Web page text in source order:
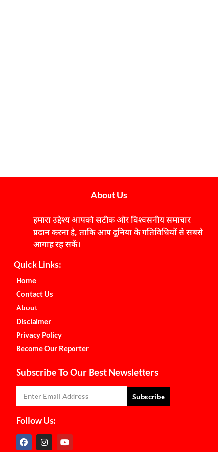
About Us
हमारा उद्देश्य आपको सटीक और विश्वसनीय समाचार
प्रदान करना है, ताकि आप दुनिया के गतिविधियों से सबसे
आगाह रह सकें।
Quick Links:
Home
Contact Us
About
Disclaimer
Privacy Policy
Become Our Reporter
Subscribe To Our Best Newsletters
Subscribe
Follow Us: